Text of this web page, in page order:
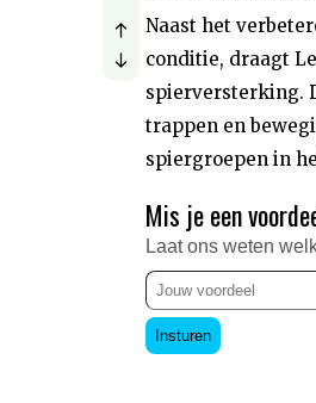
Naast het
conditie, draagt
spierversterking.
trappen en
spiergroepen in
Mis je een
Laat ons weten
Insturen